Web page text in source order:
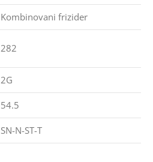
Kombinovani frizider
282
2G
54.5
SN-N-ST-T